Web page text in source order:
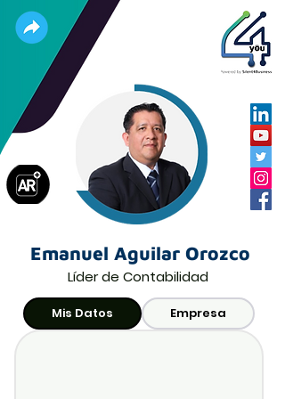
Emanuel Aguilar Orozco
Líder de Contabilidad
Mis Datos Empresa